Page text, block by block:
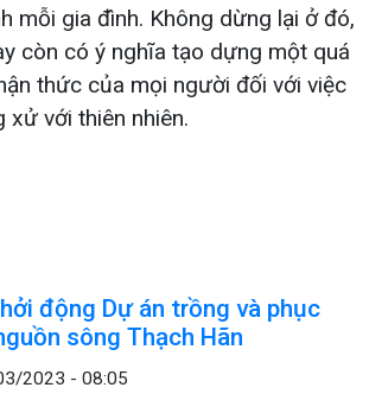
mỗi gia đình. Không dừng lại ở đó,
còn có ý nghĩa tạo dựng một quá
thức của mọi người đối với việc
với thiên nhiên.
động Dự án trồng và phục
sông Thạch Hãn
2023 - 08:05